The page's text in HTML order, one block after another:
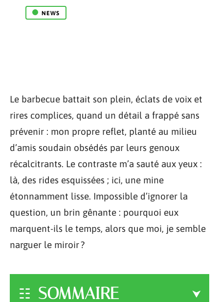
NEWS
Le barbecue battait son plein, éclats de voix et
rires complices, quand un détail a frappé sans
prévenir : mon propre reflet, planté au milieu
d’amis soudain obsédés par leurs genoux
récalcitrants. Le contraste m’a sauté aux yeux :
là, des rides esquissées ; ici, une mine
étonnamment lisse. Impossible d’ignorer la
question, un brin gênante : pourquoi eux
marquent-ils le temps, alors que moi, je semble
narguer le miroir ?
SOMMAIRE